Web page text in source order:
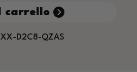
carrello
XX-D2C8-QZAS